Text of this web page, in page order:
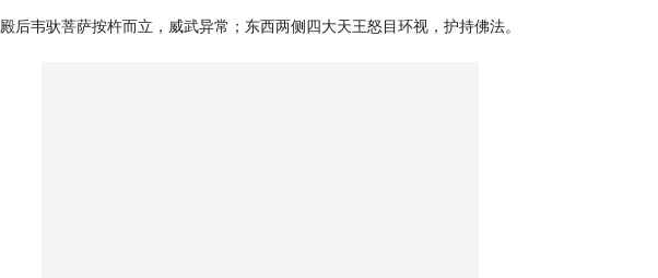
殿后韦驮菩萨按杵而立，威武异常；东西两侧四大天王怒目环视，护持佛法。